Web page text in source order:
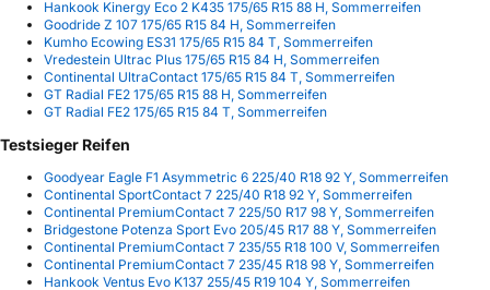
Hankook Kinergy Eco 2 K435 175/65 R15 88 H, Sommerreifen
Goodride Z 107 175/65 R15 84 H, Sommerreifen
Kumho Ecowing ES31 175/65 R15 84 T, Sommerreifen
Vredestein Ultrac Plus 175/65 R15 84 H, Sommerreifen
Continental UltraContact 175/65 R15 84 T, Sommerreifen
GT Radial FE2 175/65 R15 88 H, Sommerreifen
GT Radial FE2 175/65 R15 84 T, Sommerreifen
Testsieger Reifen
Goodyear Eagle F1 Asymmetric 6 225/40 R18 92 Y, Sommerreifen
Continental SportContact 7 225/40 R18 92 Y, Sommerreifen
Continental PremiumContact 7 225/50 R17 98 Y, Sommerreifen
Bridgestone Potenza Sport Evo 205/45 R17 88 Y, Sommerreifen
Continental PremiumContact 7 235/55 R18 100 V, Sommerreifen
Continental PremiumContact 7 235/45 R18 98 Y, Sommerreifen
Hankook Ventus Evo K137 255/45 R19 104 Y, Sommerreifen